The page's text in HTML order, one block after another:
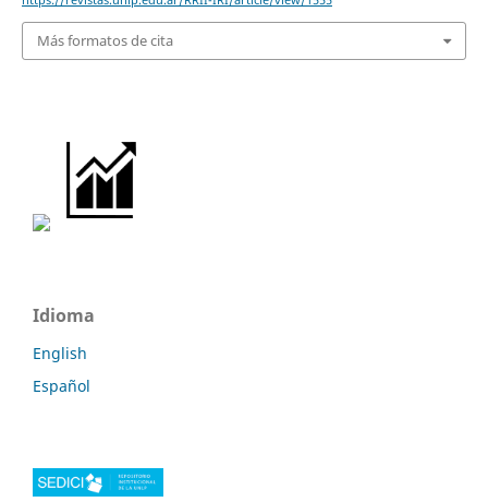
Más formatos de cita
Idioma
English
Español